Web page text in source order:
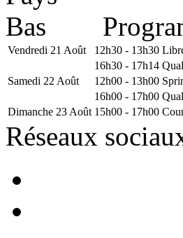
Vendredi 21 Août 12h30 - 13h30
16h30 - 17h14
Samedi 22 Août
12h00 - 13h00
16h00 - 17h00
Dimanche 23 Août 15h00 - 17h00
Réseaux